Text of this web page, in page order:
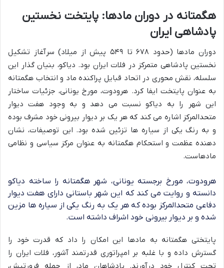
هگمتانه در دوران مادها: پایتخت نخستین
پادشاهی ایران
دوران مادها (حدود ۶۷۸ تا ۵۴۹ پیش از میلاد) سرآغاز تشکیل
نخستین پادشاهی متمرکز در فلات ایران بود. دیاکو، بنیان گذار این
سلسله، نقش محوری در اتحاد قبایل پراکنده ماد و انتخاب هگمتانه
به عنوان پایتخت ایفا کرد. هرودوت، مورخ یونانی، جزئیات ساختار
این شهر را به دیاکو نسبت می دهد و به وجود هفت دیوار
متحدالمرکز اشاره می کند که هر یک بر دیوار بیرونی خود مشرف بوده
و به رنگ یکی از سیاره ها تزئین شده بود. این توصیفات، نشان
دهنده عظمت و استحکام هگمتانه به عنوان مرکز سیاسی و نظامی
مادهاست.
هرودوت، مورخ برجسته یونانی، شهر هگمتانه را ساخته دیاکو
دانسته و روایت می کند که این شهر باستانی دارای هفت دیوار
دفاعی متحدالمرکز بوده که هر یک به رنگ یکی از سیاره ها مزین
شده و بر دیوار بیرونی خود اشراف داشته است.
پایتختی هگمتانه به مادها این امکان را داد که قدرت خود را
گسترش داده و با غلبه بر امپراتوری قدرتمند آشور، فلات ایران را